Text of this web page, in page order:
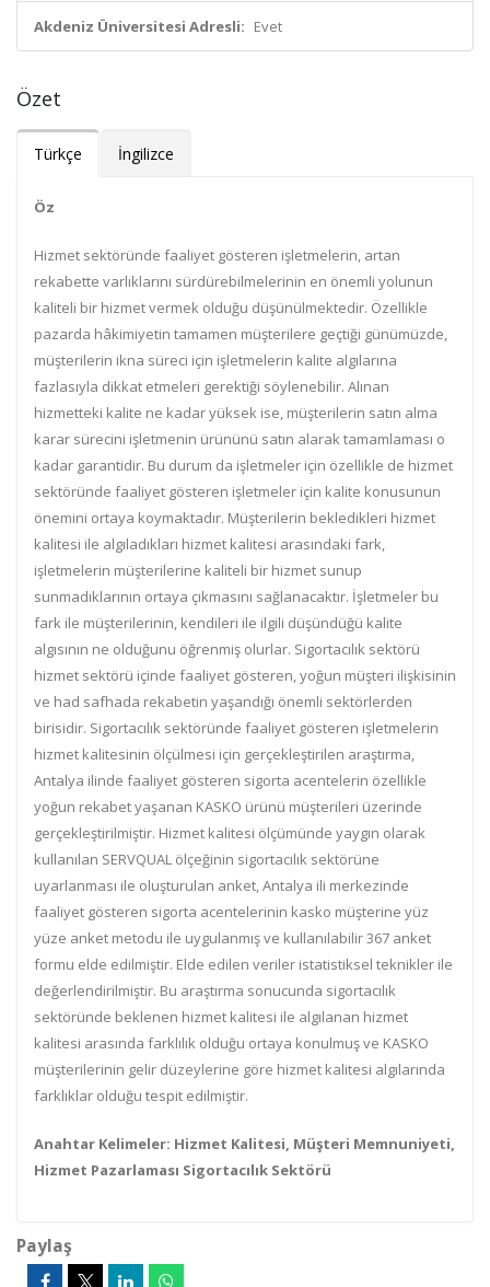
Akdeniz Üniversitesi Adresli: Evet
Özet
Türkçe İngilizce
Öz
Hizmet sektöründe faaliyet gösteren işletmelerin, artan
rekabette varlıklarını sürdürebilmelerinin en önemli yolunun
kaliteli bir hizmet vermek olduğu düşünülmektedir. Özellikle
pazarda hâkimiyetin tamamen müşterilere geçtiği günümüzde,
müşterilerin ikna süreci için işletmelerin kalite algılarına
fazlasıyla dikkat etmeleri gerektiği söylenebilir. Alınan
hizmetteki kalite ne kadar yüksek ise, müşterilerin satın alma
karar sürecini işletmenin ürününü satın alarak tamamlaması o
kadar garantidir. Bu durum da işletmeler için özellikle de hizmet
sektöründe faaliyet gösteren işletmeler için kalite konusunun
önemini ortaya koymaktadır. Müşterilerin bekledikleri hizmet
kalitesi ile algıladıkları hizmet kalitesi arasındaki fark,
işletmelerin müşterilerine kaliteli bir hizmet sunup
sunmadıklarının ortaya çıkmasını sağlanacaktır. İşletmeler bu
fark ile müşterilerinin, kendileri ile ilgili düşündüğü kalite
algısının ne olduğunu öğrenmiş olurlar. Sigortacılık sektörü
hizmet sektörü içinde faaliyet gösteren, yoğun müşteri ilişkisinin
ve had safhada rekabetin yaşandığı önemli sektörlerden
birisidir. Sigortacılık sektöründe faaliyet gösteren işletmelerin
hizmet kalitesinin ölçülmesi için gerçekleştirilen araştırma,
Antalya ilinde faaliyet gösteren sigorta acentelerin özellikle
yoğun rekabet yaşanan KASKO ürünü müşterileri üzerinde
gerçekleştirilmiştir. Hizmet kalitesi ölçümünde yaygın olarak
kullanılan SERVQUAL ölçeğinin sigortacılık sektörüne
uyarlanması ile oluşturulan anket, Antalya ili merkezinde
faaliyet gösteren sigorta acentelerinin kasko müşterine yüz
yüze anket metodu ile uygulanmış ve kullanılabilir 367 anket
formu elde edilmiştir. Elde edilen veriler istatistiksel teknikler ile
değerlendirilmiştir. Bu araştırma sonucunda sigortacılık
sektöründe beklenen hizmet kalitesi ile algılanan hizmet
kalitesi arasında farklılık olduğu ortaya konulmuş ve KASKO
müşterilerinin gelir düzeylerine göre hizmet kalitesi algılarında
farklıklar olduğu tespit edilmiştir.
Anahtar Kelimeler: Hizmet Kalitesi, Müşteri Memnuniyeti,
Hizmet Pazarlaması Sigortacılık Sektörü
Paylaş